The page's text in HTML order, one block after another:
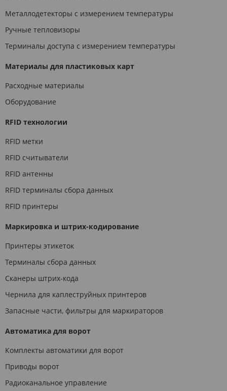
Металлодетекторы с измерением температуры
Ручные тепловизоры
Терминалы доступа с измерением температуры
Материалы для пластиковых карт
Расходные материалы
Оборудование
RFID технологии
RFID метки
RFID считыватели
RFID антенны
RFID терминалы сбора данных
RFID принтеры
Маркировка и штрих-кодирование
Принтеры этикеток
Терминалы сбора данных
Сканеры штрих-кода
Чернила для каплеструйных принтеров
Запасные части, фильтры для маркираторов
Автоматика для ворот
Комплекты автоматики для ворот
Приводы ворот
Радиоканальное управление